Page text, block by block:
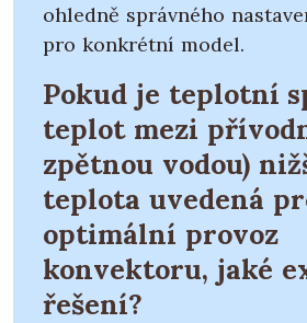
ohledně správného
pro konkrétní model.
Pokud je teplotní
teplot mezi
zpětnou vodou)
teplota uvedená
optimální provoz
konvektoru, jaké
řešení?